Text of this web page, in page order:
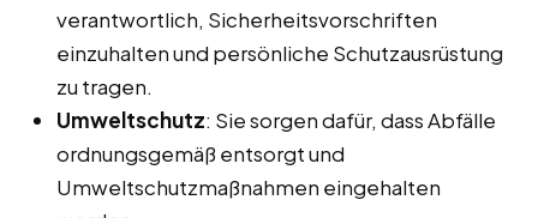
verantwortlich, Sicherheitsvorschriften
einzuhalten und persönliche Schutzausrüstung
zu tragen.
Umweltschutz: Sie sorgen dafür, dass Abfälle
ordnungsgemäß entsorgt und
Umweltschutzmaßnahmen eingehalten